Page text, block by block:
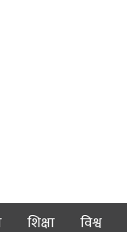
शिक्षा विश्व